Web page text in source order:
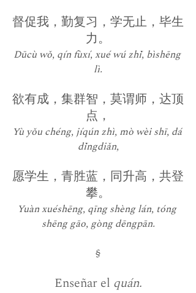
督促我，勤复习，学无止，毕生
力。
Dūcù wǒ, qín fùxí, xué wú zhǐ, bìshēng
lì.
欲有成，集群智，莫谓师，达顶
点，
Yù yǒu chéng, jíqún zhì, mò wèi shī, dá
dǐngdiǎn,
愿学生，青胜蓝，同升高，共登
攀。
Yuàn xuéshēng, qīng shèng lán, tóng
shēng gāo, gòng dēngpān.
§
Enseñar el quán.